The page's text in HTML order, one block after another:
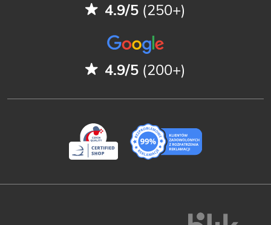
4.9/5 (250+)
4.9/5 (200+)